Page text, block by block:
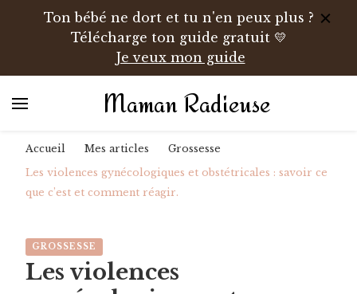
Ton bébé ne dort et tu n'en peux plus ?
Télécharge ton guide gratuit 💛
Je veux mon guide
Maman Radieuse
Accueil Mes articles
Grossesse
Les violences gynécologiques et obstétricales : savoir ce
que c’est et comment réagir.
GROSSESSE
Les violences